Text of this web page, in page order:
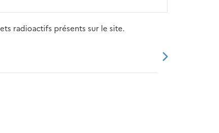
radioactifs présents sur le site.